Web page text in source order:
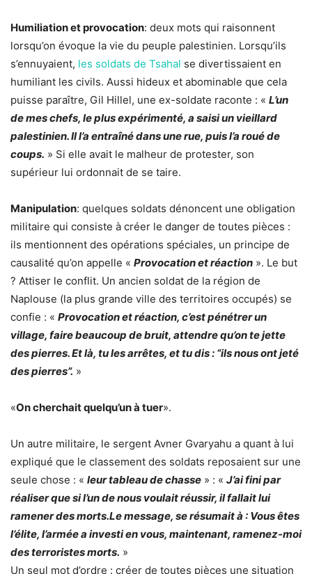
Humiliation et provocation: deux mots qui raisonnent
lorsqu’on évoque la vie du peuple palestinien. Lorsqu’ils
s’ennuyaient, les soldats de Tsahal se divertissaient en
humiliant les civils. Aussi hideux et abominable que cela
puisse paraître, Gil Hillel, une ex-soldate raconte : « L’un
de mes chefs, le plus expérimenté, a saisi un vieillard
palestinien. Il l’a entraîné dans une rue, puis l’a roué de
coups. » Si elle avait le malheur de protester, son
supérieur lui ordonnait de se taire.
Manipulation: quelques soldats dénoncent une obligation
militaire qui consiste à créer le danger de toutes pièces :
ils mentionnent des opérations spéciales, un principe de
causalité qu’on appelle « Provocation et réaction ». Le but
? Attiser le conflit. Un ancien soldat de la région de
Naplouse (la plus grande ville des territoires occupés) se
confie : « Provocation et réaction, c’est pénétrer un
village, faire beaucoup de bruit, attendre qu’on te jette
des pierres. Et là, tu les arrêtes, et tu dis : “ils nous ont jeté
des pierres”. »
«On cherchait quelqu’un à tuer».
Un autre militaire, le sergent Avner Gvaryahu a quant à lui
expliqué que le classement des soldats reposaient sur une
seule chose : « leur tableau de chasse » : « J’ai fini par
réaliser que si l’un de nous voulait réussir, il fallait lui
ramener des morts.Le message, se résumait à : Vous êtes
l’élite, l’armée a investi en vous, maintenant, ramenez-moi
des terroristes morts. »
Un seul mot d’ordre : créer de toutes pièces une situation